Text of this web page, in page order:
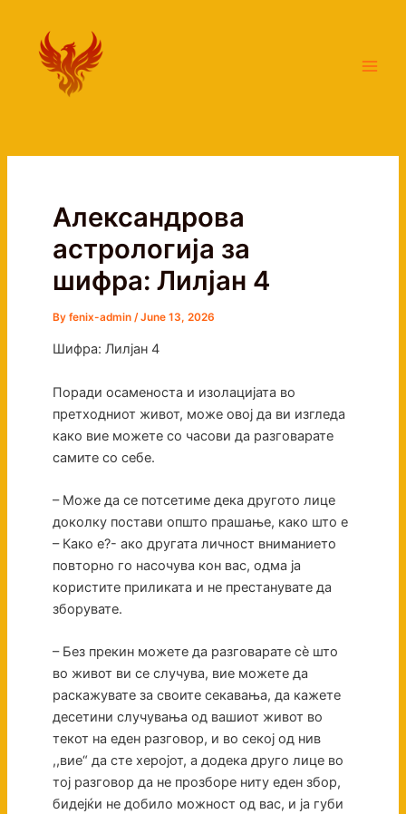
content
Александрова
астрологија за
шифра: Лилјан 4
By fenix-admin /June 13, 2026
Шифра: Лилјан 4
Поради осаменоста и изолацијата во
претходниот живот, може овој да ви изгледа
како вие можете со часови да разговарате
самите со себе.
– Може да се потсетиме дека другото лице
доколку постави општо прашање, како што е
– Како е?- ако другата личност вниманието
повторно го насочува кон вас, одма ја
користите приликата и не престанувате да
зборувате.
– Без прекин можете да разговарате сè што
во живот ви се случува, вие можете да
раскажувате за своите секавања, да кажете
десетини случувања од вашиот живот во
текот на еден разговор, и во секој од нив
,,вие“ да сте херојот, а додека друго лице во
тој разговор да не прозборе ниту еден збор,
бидејќи не добило можност од вас, и ја губи